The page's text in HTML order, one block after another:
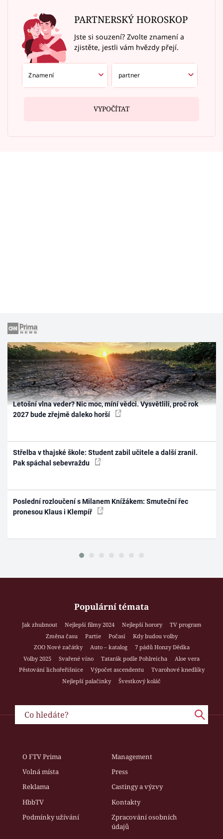
PARTNERSKÝ HOROSKOP
Jste si souzení? Zvolte znamení a
zjistěte, jestli vám hvězdy přejí.
VYPOČÍTAT
Letošní vlna veder? Nic moc, míní vědci. Vysvětlili, proč rok
2027 bude zřejmě daleko horší
Střelba v thajské škole: Student zabil učitele a další zranil.
Pak spáchal sebevraždu
Poslední rozloučení s Milanem Knížákem: Smuteční řec
pronesou Klaus i Klempíř
Populární témata
Jak zhubnout Nejlepší filmy 2024 Nejlepší horory
TV program
Změna času
Partie Počasí
Kdy budou volby
ZOO Nové začátky
Auto – katalog
7 pádů Honzy Dědka
Volby 2025
Svařené víno Tatarák podle Pohlreicha
Aloe vera
Pěstování lichořeřišnice
Výpočet ascendentu
Tvarohové knedlíky
Nejlepší palačinky
Švestkový koláč
O FTV Prima
Management
Volná místa
Press
Reklama
Castingy a výzvy
HbbTV
Kontakty
Podmínky užívání
Zpracování osobních
údajů